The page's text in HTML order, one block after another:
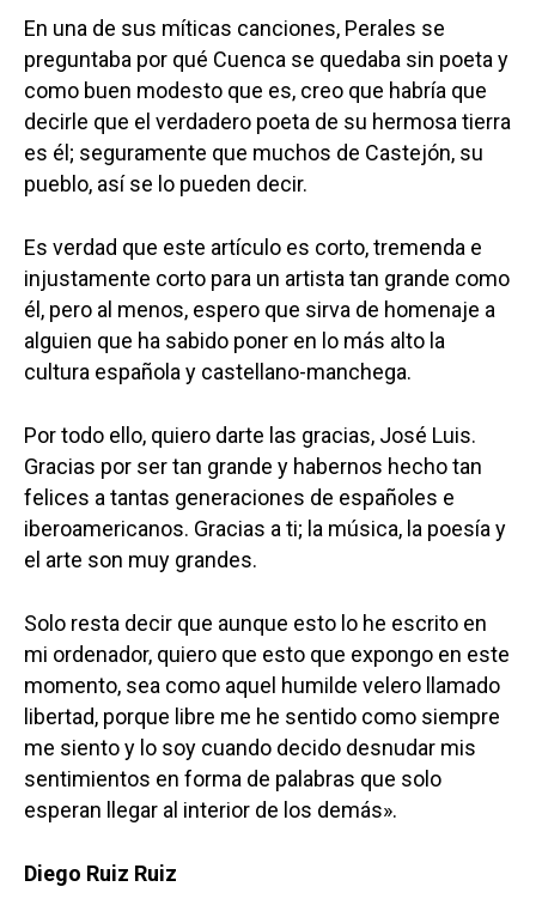
En una de sus míticas canciones, Perales se
preguntaba por qué Cuenca se quedaba sin poeta y
como buen modesto que es, creo que habría que
decirle que el verdadero poeta de su hermosa tierra
es él; seguramente que muchos de Castejón, su
pueblo, así se lo pueden decir.
Es verdad que este artículo es corto, tremenda e
injustamente corto para un artista tan grande como
él, pero al menos, espero que sirva de homenaje a
alguien que ha sabido poner en lo más alto la
cultura española y castellano-manchega.
Por todo ello, quiero darte las gracias, José Luis.
Gracias por ser tan grande y habernos hecho tan
felices a tantas generaciones de españoles e
iberoamericanos. Gracias a ti; la música, la poesía y
el arte son muy grandes.
Solo resta decir que aunque esto lo he escrito en
mi ordenador, quiero que esto que expongo en este
momento, sea como aquel humilde velero llamado
libertad, porque libre me he sentido como siempre
me siento y lo soy cuando decido desnudar mis
sentimientos en forma de palabras que solo
esperan llegar al interior de los demás».
Diego Ruiz Ruiz